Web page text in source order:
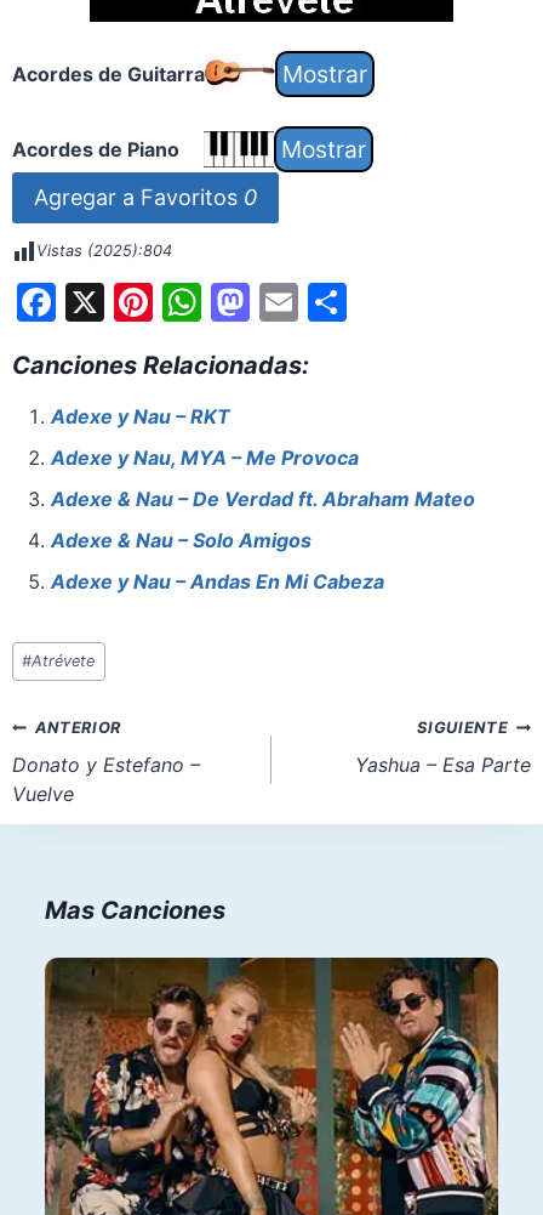
Acordes de Guitarra
Acordes de Piano
Agregar a Favoritos 0
Vistas (2025):804
F
c
e
b
o
o
k
X Pi
er
e
st
W
at
s
A
p
p
M
st
d
o
n
E
ai
S
Canciones Relacionadas:
Adexe y Nau – RKT
Adexe y Nau, MYA – Me Provoca
Adexe & Nau – De Verdad ft. Abraham Mateo
Adexe & Nau – Solo Amigos
Adexe y Nau – Andas En Mi Cabeza
Etiquetas
de
entrada:
#Atrévete
Navegación
de
entradas
ANTERIOR
Donato y Estefano –
Vuelve
SIGUIENTE
Yashua – Esa Parte
Mas Canciones